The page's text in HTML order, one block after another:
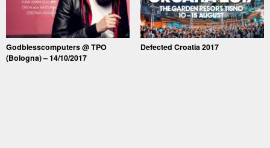
Godblesscomputers @ TPO
(Bologna) – 14/10/2017
Defected Croatia 2017